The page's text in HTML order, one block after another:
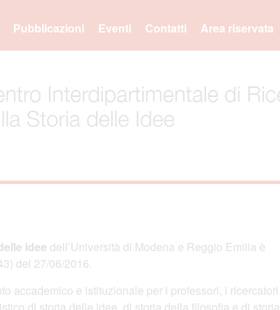
Pubblicazioni Eventi Contatti Area riservata
idee dell’Università di Modena e Reggio Emilia è
del 27/06/2016.
accademico e istituzionale per i professori, i ricercatori
di storia delle idee, di storia della filosofia e di storia